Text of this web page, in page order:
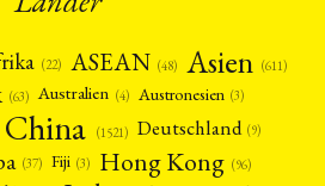
(22) ASEAN (48) Asien (611)
(63) Australien (4) Austronesien (3)
China (1521) Deutschland (9)
(37) Fiji (3) Hong Kong (96)